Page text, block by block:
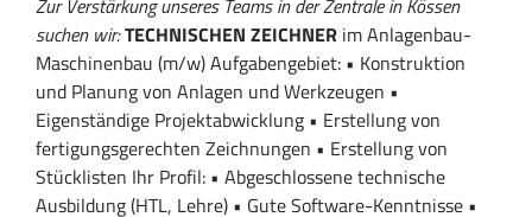
Zur Verstärkung unseres Teams in der Zentrale in Kössen
suchen wir:TECHNISCHEN ZEICHNER im Anlagenbau-
Maschinenbau (m/w) Aufgabengebiet: • Konstruktion
und Planung von Anlagen und Werkzeugen •
Eigenständige Projektabwicklung • Erstellung von
fertigungsgerechten Zeichnungen • Erstellung von
Stücklisten Ihr Profil: • Abgeschlossene technische
Ausbildung (HTL, Lehre) • Gute Software-Kenntnisse •